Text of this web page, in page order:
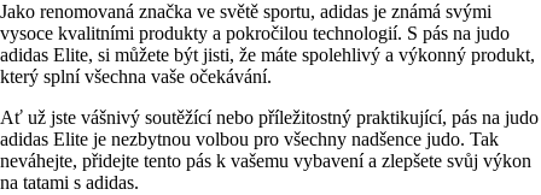
Jako renomovaná značka ve světě sportu, adidas je známá svými
vysoce kvalitními produkty a pokročilou technologií. S pás na judo
adidas Elite, si můžete být jisti, že máte spolehlivý a výkonný produkt,
který splní všechna vaše očekávání.
Ať už jste vášnivý soutěžící nebo příležitostný praktikující, pás na judo
adidas Elite je nezbytnou volbou pro všechny nadšence judo. Tak
neváhejte, přidejte tento pás k vašemu vybavení a zlepšete svůj výkon
na tatami s adidas.